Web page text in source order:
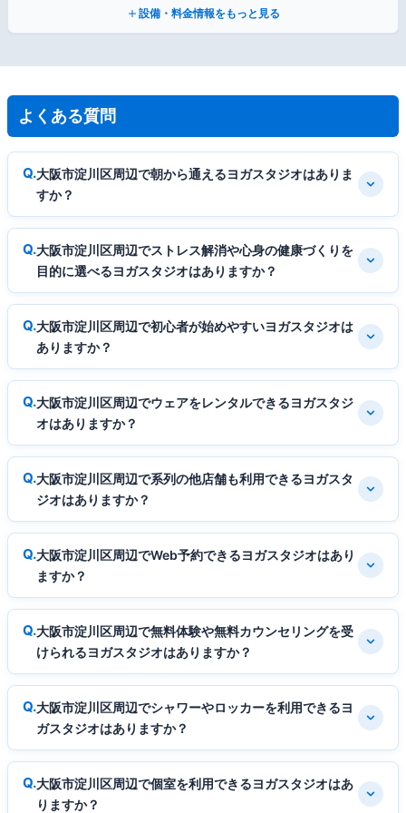
設備・料金情報をもっと見る
よくある質問
大阪市淀川区周辺で朝から通えるヨガスタジオはありま
すか？
大阪市淀川区周辺でストレス解消や心身の健康づくりを
目的に選べるヨガスタジオはありますか？
大阪市淀川区周辺で初心者が始めやすいヨガスタジオは
ありますか？
大阪市淀川区周辺でウェアをレンタルできるヨガスタジ
オはありますか？
大阪市淀川区周辺で系列の他店舗も利用できるヨガスタ
ジオはありますか？
大阪市淀川区周辺でWeb予約できるヨガスタジオはあり
ますか？
大阪市淀川区周辺で無料体験や無料カウンセリングを受
けられるヨガスタジオはありますか？
大阪市淀川区周辺でシャワーやロッカーを利用できるヨ
ガスタジオはありますか？
大阪市淀川区周辺で個室を利用できるヨガスタジオはあ
りますか？